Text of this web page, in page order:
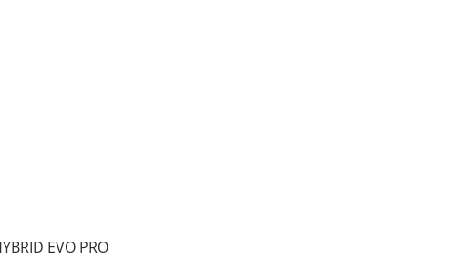
EVO PRO